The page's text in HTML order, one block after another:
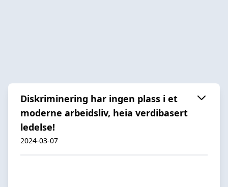
Diskriminering har ingen plass i et
moderne arbeidsliv, heia verdibasert
ledelse!
2024-03-07